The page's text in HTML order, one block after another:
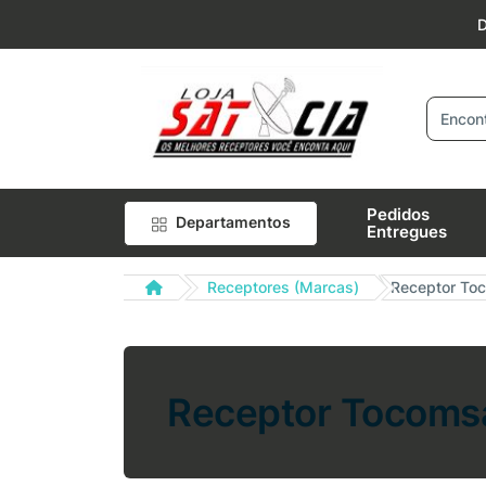
Departamentos
Pedidos
Entregues
Receptores (Marcas) Receptor
Receptor